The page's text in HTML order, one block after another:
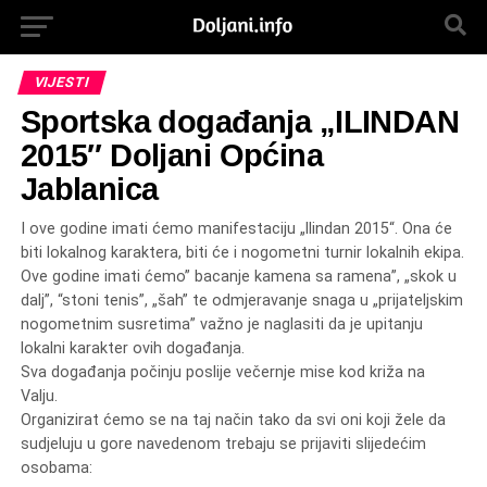
VIJESTI
Sportska događanja „ILINDAN
2015″ Doljani Općina
Jablanica
I ove godine imati ćemo manifestaciju „llindan 2015“. Ona će
biti lokalnog karaktera, biti će i nogometni turnir lokalnih ekipa.
Ove godine imati ćemo” bacanje kamena sa ramena”, „skok u
dalj”, “stoni tenis”, „šah” te odmjeravanje snaga u „prijateljskim
nogometnim susretima” važno je naglasiti da je upitanju
lokalni karakter ovih događanja.
Sva događanja počinju poslije večernje mise kod križa na
Valju.
Organizirat ćemo se na taj način tako da svi oni koji žele da
sudjeluju u gore navedenom trebaju se prijaviti slijedećim
osobama: